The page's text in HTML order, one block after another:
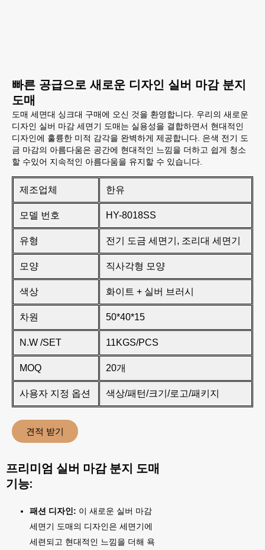
빠른 공급으로 새로운 디자인 실버 마감 분지
도매
도매 세면대 싱크대 구매에 오신 것을 환영합니다. 우리의 새로운
디자인 실버 마감 세면기 도매는 실용성을 결합하면서 현대적인
디자인에 훌륭한 미적 감각을 완벽하게 제공합니다. 은색 전기 도
금 마감의 아름다움은 공간에 현대적인 느낌을 더하고 쉽게 청소
할 수있어 지속적인 아름다움을 유지할 수 있습니다.
제조업체 한유
모델 번호 HY-8018SS
유형 전기 도금 세면기, 조리대 세면기
모양 직사각형 모양
색상 화이트 + 실버 브러시
차원 50*40*15
N.W /SET 11KGS/PCS
MOQ 20개
사용자 지정 옵션 색상/패턴/크기/로고/패키지
견적 받기
프리미엄 실버 마감 분지 도매
기능:
패션 디자인: 이 새로운 실버 마감
세면기 도매의 디자인은 세면기에
세련되고 현대적인 느낌을 더해 욕